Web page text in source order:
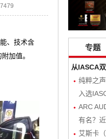
、技术含
加值。
专题
从IASCA
纯粹之
入选
ARC
有名？
艾斯卡